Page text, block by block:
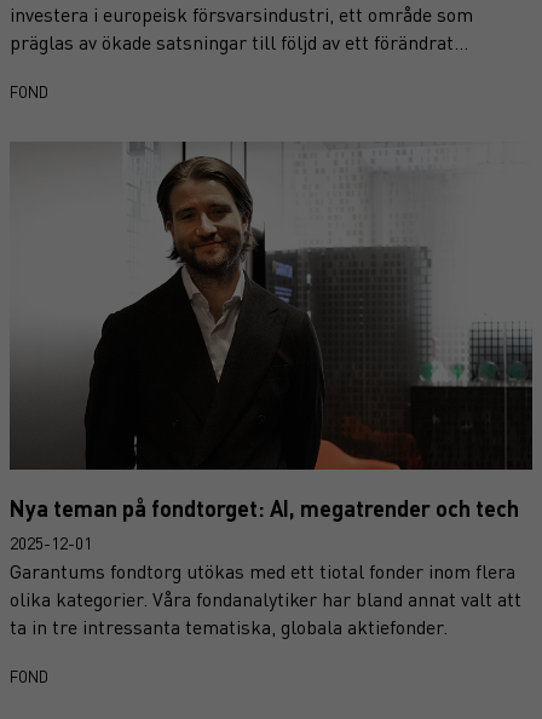
investera i europeisk försvarsindustri, ett område som
präglas av ökade satsningar till följd av ett förändrat
centrala roller i upprustningen av Europas försvarsförmåga,
FOND
Nya teman på fondtorget: AI, megatrender och tech
2025-12-01
Garantums fondtorg utökas med ett tiotal fonder inom flera
olika kategorier. Våra fondanalytiker har bland annat valt att
ta in tre intressanta tematiska, globala aktiefonder.
FOND